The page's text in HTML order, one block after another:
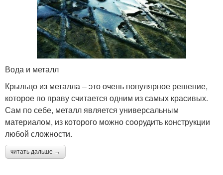
Вода и металл
Крыльцо из металла – это очень популярное решение,
которое по праву считается одним из самых красивых.
Сам по себе, металл является универсальным
материалом, из которого можно соорудить конструкции
любой сложности.
читать дальше →